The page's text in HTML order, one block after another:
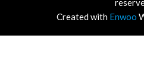
Created with Enwoo